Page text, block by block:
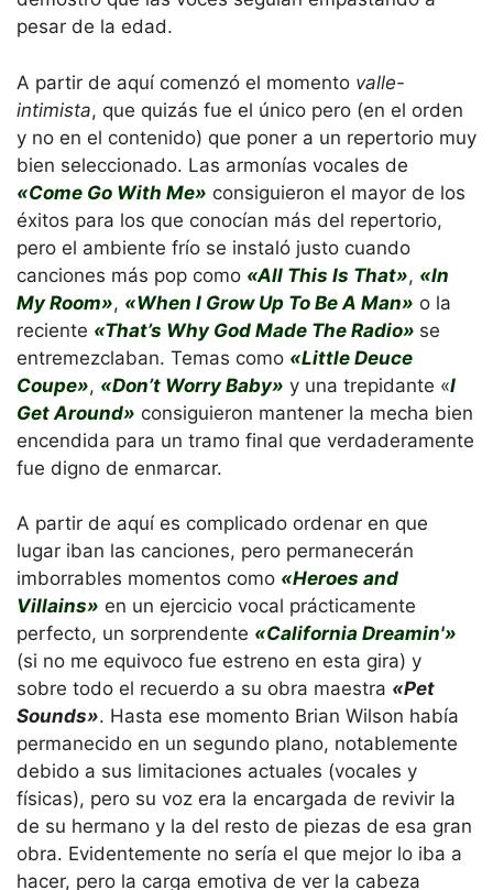
pesar de la edad.
A partir de aquí comenzó el momento valle-
intimista, que quizás fue el único pero (en el orden
y no en el contenido) que poner a un repertorio muy
bien seleccionado. Las armonías vocales de
«Come Go With Me» consiguieron el mayor de los
éxitos para los que conocían más del repertorio,
pero el ambiente frío se instaló justo cuando
canciones más pop como «All This Is That», «In
My Room», «When I Grow Up To Be A Man» o la
reciente «That’s Why God Made The Radio» se
entremezclaban. Temas como «Little Deuce
Coupe», «Don’t Worry Baby» y una trepidante «I
Get Around» consiguieron mantener la mecha bien
encendida para un tramo final que verdaderamente
fue digno de enmarcar.
A partir de aquí es complicado ordenar en que
lugar iban las canciones, pero permanecerán
imborrables momentos como «Heroes and
Villains» en un ejercicio vocal prácticamente
perfecto, un sorprendente «California Dreamin'»
(si no me equivoco fue estreno en esta gira) y
sobre todo el recuerdo a su obra maestra «Pet
Sounds». Hasta ese momento Brian Wilson había
permanecido en un segundo plano, notablemente
debido a sus limitaciones actuales (vocales y
físicas), pero su voz era la encargada de revivir la
de su hermano y la del resto de piezas de esa gran
obra. Evidentemente no sería el que mejor lo iba a
hacer, pero la carga emotiva de ver la cabeza